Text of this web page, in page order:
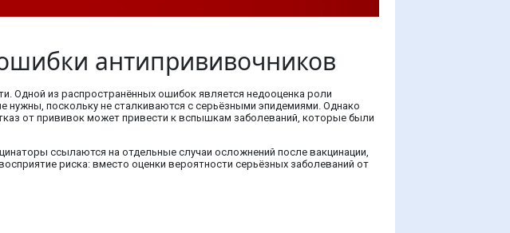
антипрививочников
Одной из распространённых ошибок является недооценка роли
нужны, поскольку не сталкиваются с серьёзными эпидемиями. Однако
от прививок может привести к вспышкам заболеваний, которые были
ссылаются на отдельные случаи осложнений после вакцинации,
риска: вместо оценки вероятности серьёзных заболеваний от